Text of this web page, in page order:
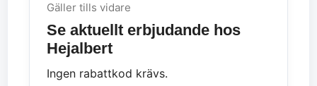
Gäller tills vidare
Se aktuellt erbjudande hos
Hejalbert
Ingen rabattkod krävs.